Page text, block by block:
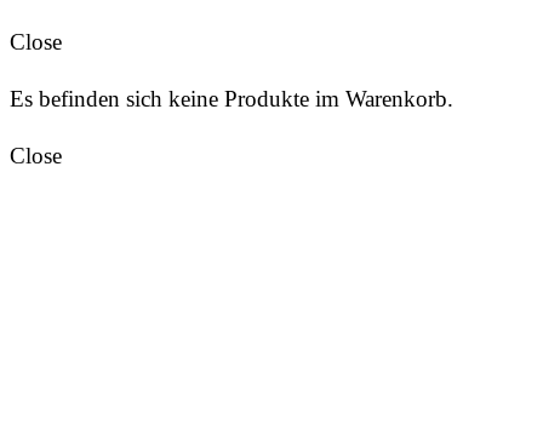
Close
Es befinden sich keine Produkte im Warenkorb.
Close